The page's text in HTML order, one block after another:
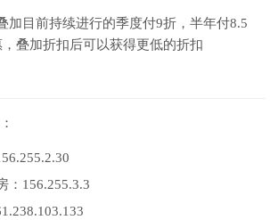
加目前持续进行的季度付9折，半年付8.5
叠加折扣后可以获得更低的折扣
：156.255.3.3